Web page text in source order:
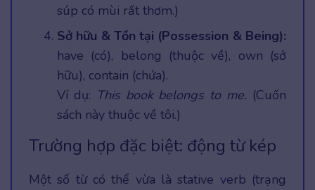
súp có mùi rất thơm.)
Sở hữu & Tồn tại (Possession & Being):
have (có), belong (thuộc về), own (sở
hữu), contain (chứa).
Ví dụ: This book belongs to me. (Cuốn
sách này thuộc về tôi.)
Trường hợp đặc biệt: động từ kép
Một số từ có thể vừa là stative verb (trạng